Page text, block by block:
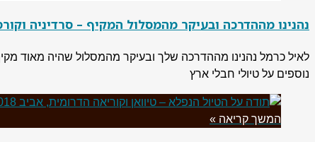
נהנינו מההדרכה ובעיקר מהמסלול המקיף – סרדיניה
לאיל כרמל נהנינו מההדרכה שלך ובעיקר מהמסלול שהיה מאוד
נוספים על טיולי חבלי ארץ
המשך קריאה »